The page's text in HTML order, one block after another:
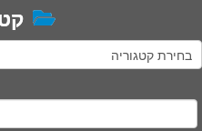
קטגוריות
חיפוש: